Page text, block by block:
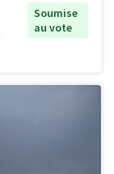
Soumise
au vote